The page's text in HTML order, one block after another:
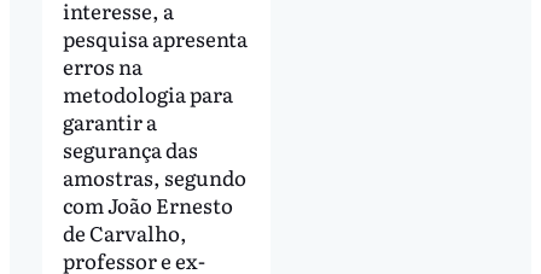
interesse, a
pesquisa apresenta
erros na
metodologia para
garantir a
segurança das
amostras, segundo
com João Ernesto
de Carvalho,
professor e ex-